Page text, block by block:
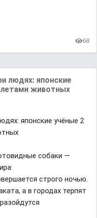
68
людях: японские
животных
японские учёные 2
собаки —
строго ночью.
а в городах терпят